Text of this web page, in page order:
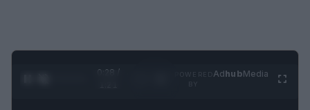
0:28 /
AdhubMedia